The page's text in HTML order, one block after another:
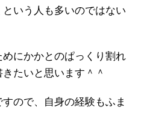
いう人も多いのではない
にかかとのぱっくり割れ
たいと思います＾＾
ので、自身の経験もふま